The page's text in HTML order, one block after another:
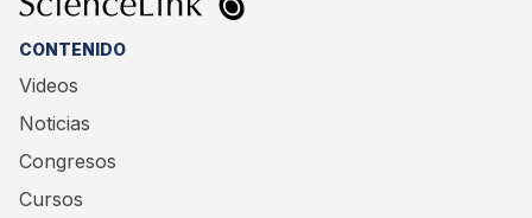
CONTENIDO
Videos
Noticias
Congresos
Cursos